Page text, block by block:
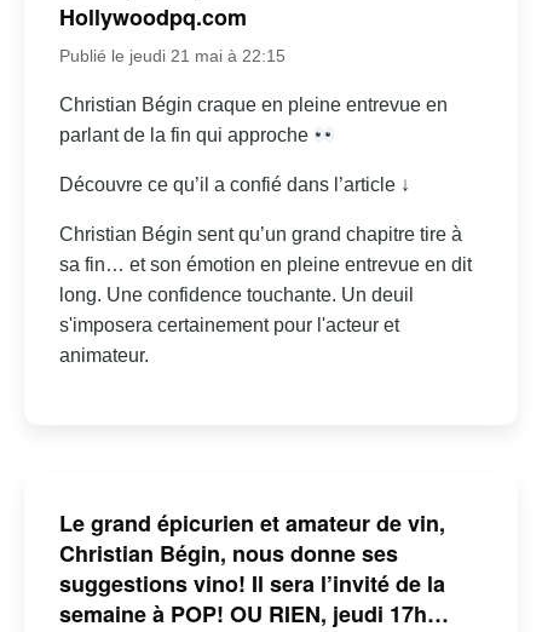
Hollywoodpq.com
Publié le jeudi 21 mai à 22:15
Christian Bégin craque en pleine entrevue en
parlant de la fin qui approche
Découvre ce qu’il a confié dans l’article ↓
Christian Bégin sent qu’un grand chapitre tire à
sa fin… et son émotion en pleine entrevue en dit
long. Une confidence touchante. Un deuil
s'imposera certainement pour l'acteur et
animateur.
Le grand épicurien et amateur de vin,
Christian Bégin, nous donne ses
suggestions vino! Il sera l’invité de la
semaine à POP! OU RIEN, jeudi 17h…